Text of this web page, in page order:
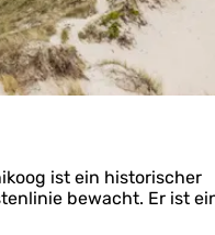
ist ein historischer
bewacht. Er ist